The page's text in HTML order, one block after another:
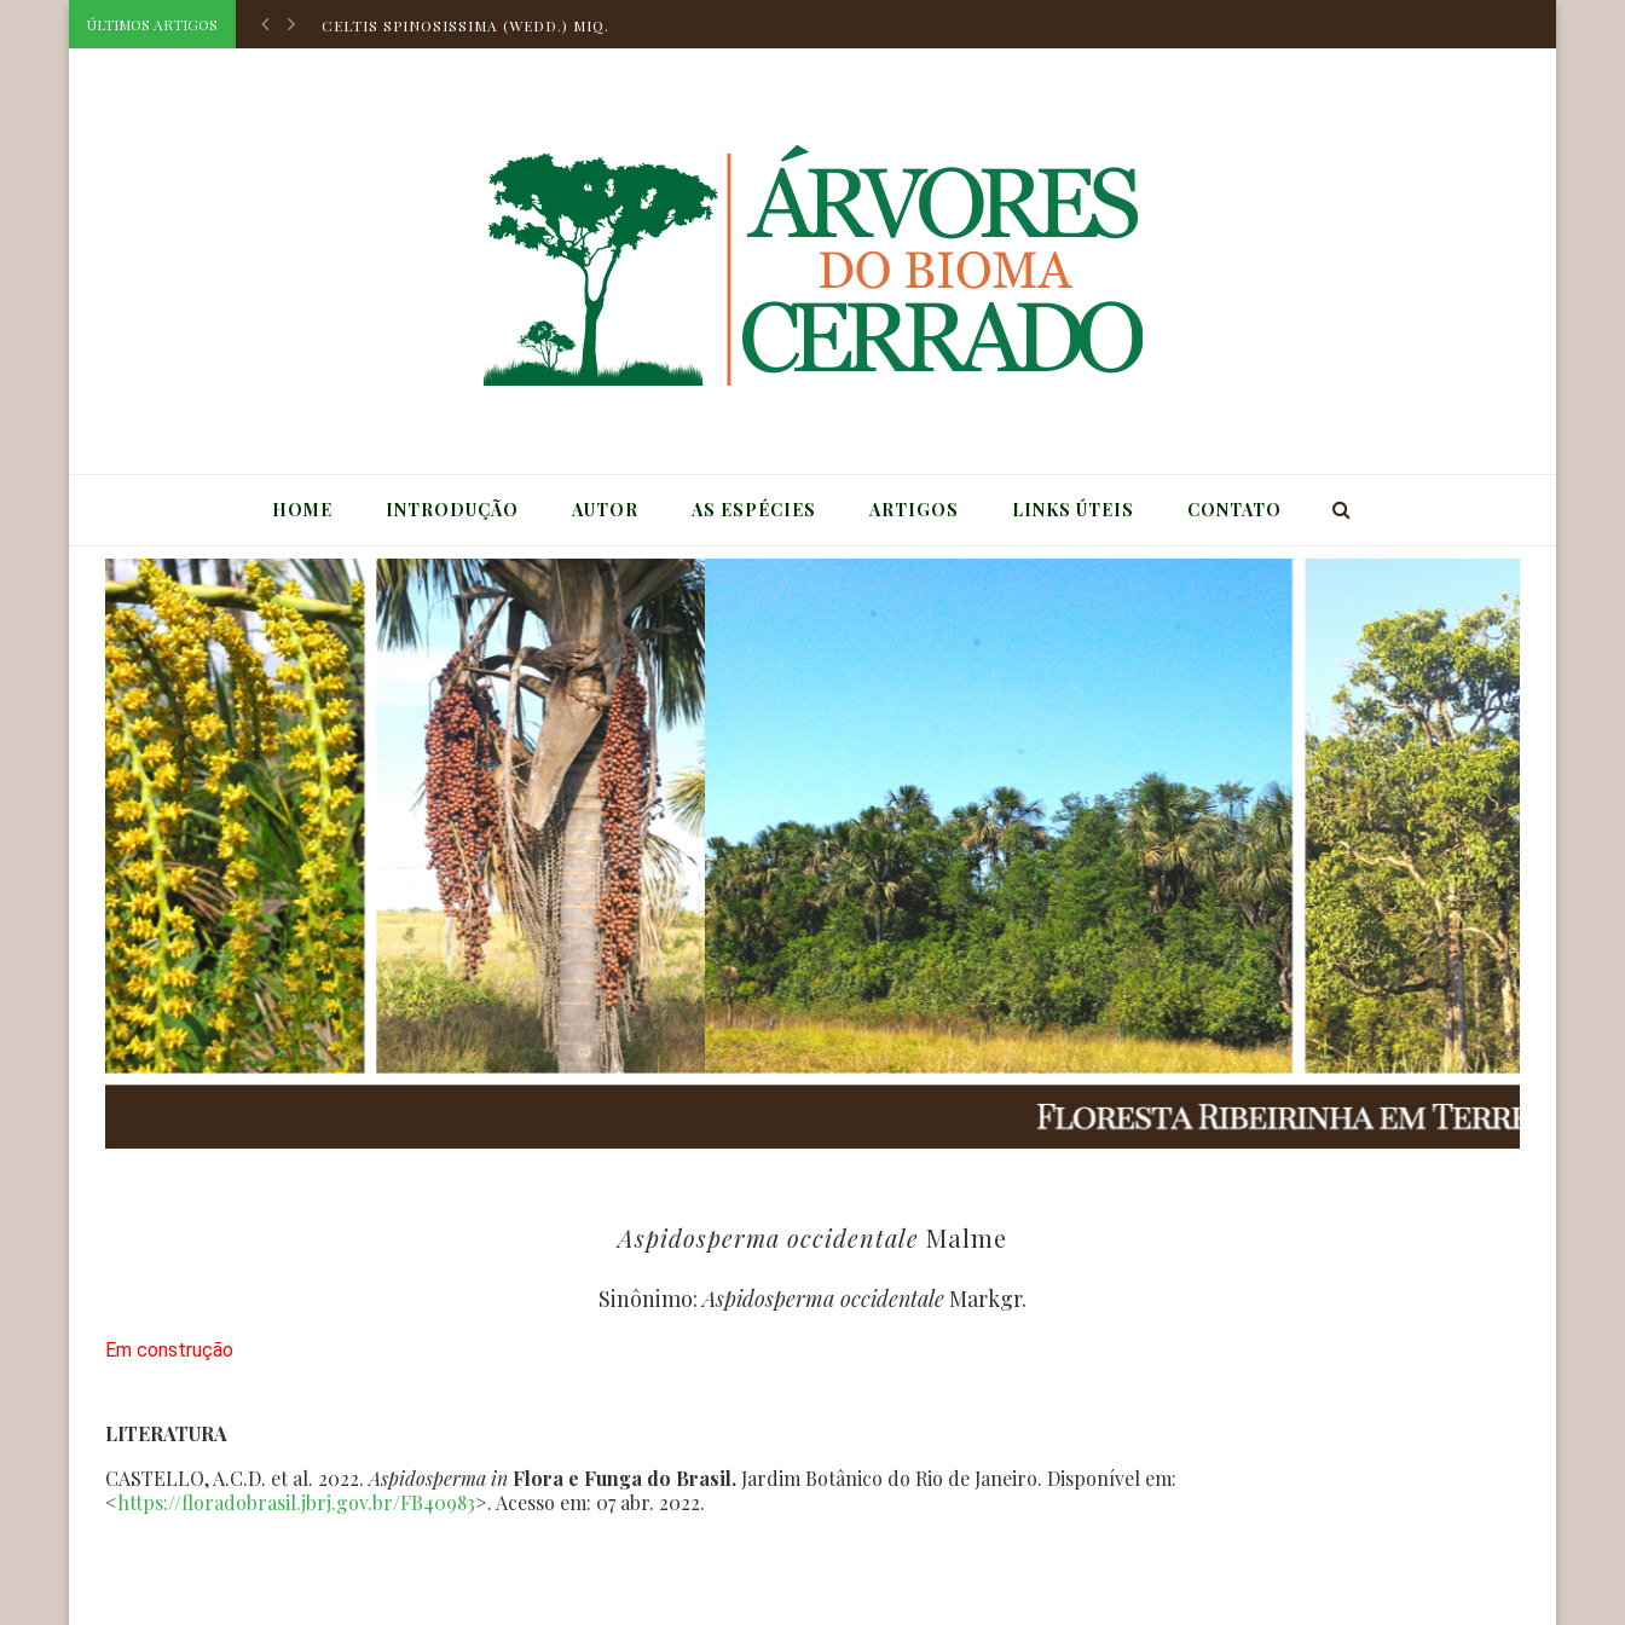
ÚLTIMOS ARTIGOS
CELTIS SPINOSISSIMA (WEDD.) MIQ.
CELTIS HILARIANA PLANCH.
CORDIA TARODAE M.STAPF
AEGIPHILA OBDUCTA VELL.
MYRCIA BELLA CAMBESS.
ASTROCARYUM HUAIMI MART.
CELTIS TRIFLORA (KLOTZSCH) MIQ.
HOME INTRODUÇÃO AUTOR AS ESPÉCIES ARTIGOS LINKS ÚTEIS CONTATO
Aspidosperma occidentale Malme
Sinônimo: Aspidosperma occidentaleMarkgr.
Em construção
LITERATURA
CASTELLO, A.C.D. et al. 2022. Aspidospermain Flora e Funga do Brasil. Jardim Botânico do Rio de Janeiro. Disponível em:
<https://floradobrasil.jbrj.gov.br/FB40983>. Acesso em: 07 abr. 2022.